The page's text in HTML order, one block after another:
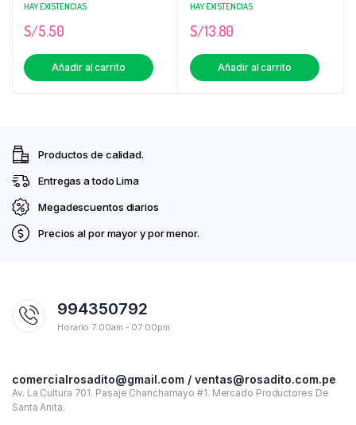
HAY EXISTENCIAS
S/5.50
Añadir al carrito
HAY EXISTENCIAS
S/13.80
Añadir al carrito
Productos de calidad.
Entregas a todo Lima
Megadescuentos diarios
Precios al por mayor y por menor.
994350792
Horario 7:00am - 07:00pm
comercialrosadito@gmail.com / ventas@rosadito.com.pe
Av. La Cultura 701. Pasaje Chanchamayo #1. Mercado Productores De
Santa Anita.